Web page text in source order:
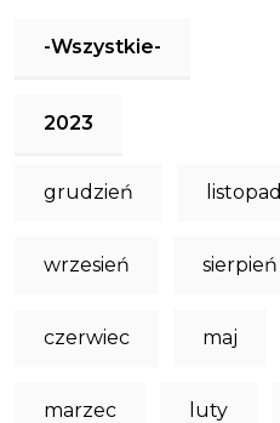
-Wszystkie-
2023
grudzień listopad
wrzesień sierpień
czerwiec maj
marzec luty